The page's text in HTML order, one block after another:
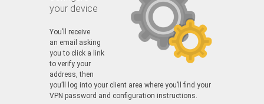
your device
You’ll receive
an email asking
you to click a link
to verify your
address, then
you’ll log into your client area where you’ll find your
VPN password and configuration instructions.